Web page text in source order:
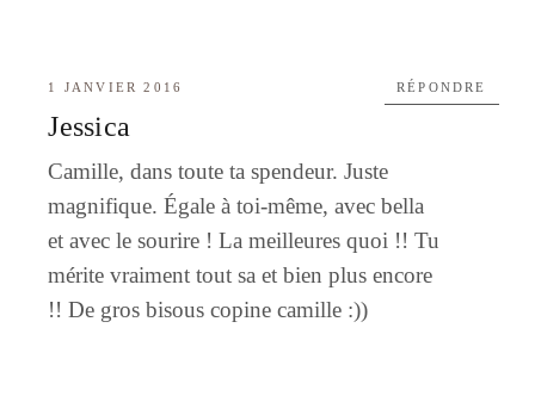
1 JANVIER 2016
Jessica
Camille, dans toute ta spendeur. Juste
magnifique. Égale à toi-même, avec bella
et avec le sourire ! La meilleures quoi !! Tu
mérite vraiment tout sa et bien plus encore
!! De gros bisous copine camille :))
RÉPONDRE